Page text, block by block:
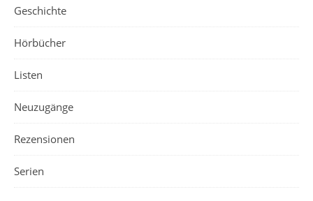
Geschichte
Hörbücher
Listen
Neuzugänge
Rezensionen
Serien